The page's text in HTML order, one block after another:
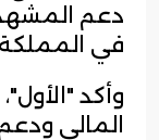
دعم المشهد
في
وأكد
المالي